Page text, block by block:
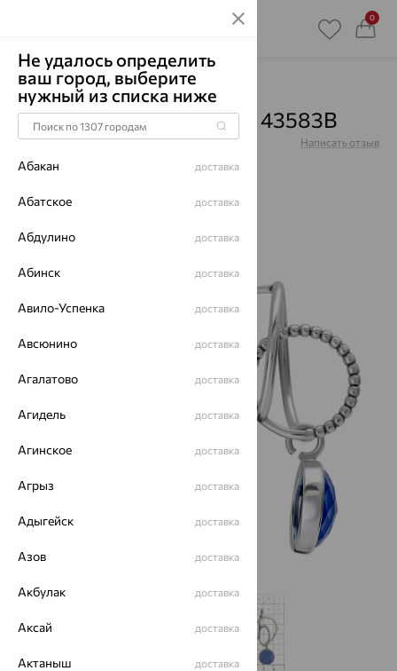
0
Главная Каталог Серьги Кварц
Серьги, серебро, кварц, 43583В
Артикул:43583В Написать отзыв
Не удалось определить
ваш город, выберите
нужный из списка ниже
Абакан доставка
Абатское доставка
Абдулино доставка
Абинск доставка
Авило-Успенка доставка
Авсюнино доставка
Агалатово доставка
Агидель доставка
Агинское доставка
Агрыз доставка
Адыгейск доставка
Азов доставка
Акбулак доставка
Аксай доставка
Актаныш доставка